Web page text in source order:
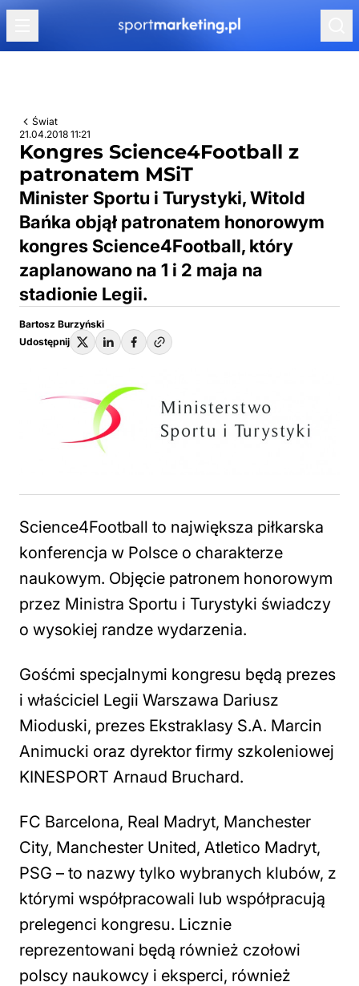
Przejdź do treści
Świat
21.04.2018 11:21
Kongres Science4Football z
patronatem MSiT
Minister Sportu i Turystyki, Witold
Bańka objął patronatem honorowym
kongres Science4Football, który
zaplanowano na 1 i 2 maja na
stadionie Legii.
Bartosz Burzyński
Udostępnij
Science4Football to największa piłkarska
konferencja w Polsce o charakterze
naukowym. Objęcie patronem honorowym
przez Ministra Sportu i Turystyki świadczy
o wysokiej randze wydarzenia.
Gośćmi specjalnymi kongresu będą prezes
i właściciel Legii Warszawa Dariusz
Mioduski, prezes Ekstraklasy S.A. Marcin
Animucki oraz dyrektor firmy szkoleniowej
KINESPORT Arnaud Bruchard.
FC Barcelona, Real Madryt, Manchester
City, Manchester United, Atletico Madryt,
PSG – to nazwy tylko wybranych klubów, z
którymi współpracowali lub współpracują
prelegenci kongresu. Licznie
reprezentowani będą również czołowi
polscy naukowcy i eksperci, również